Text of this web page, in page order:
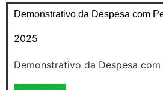
Demonstrativo da Despesa com
2025
Demonstrativo da Despesa com